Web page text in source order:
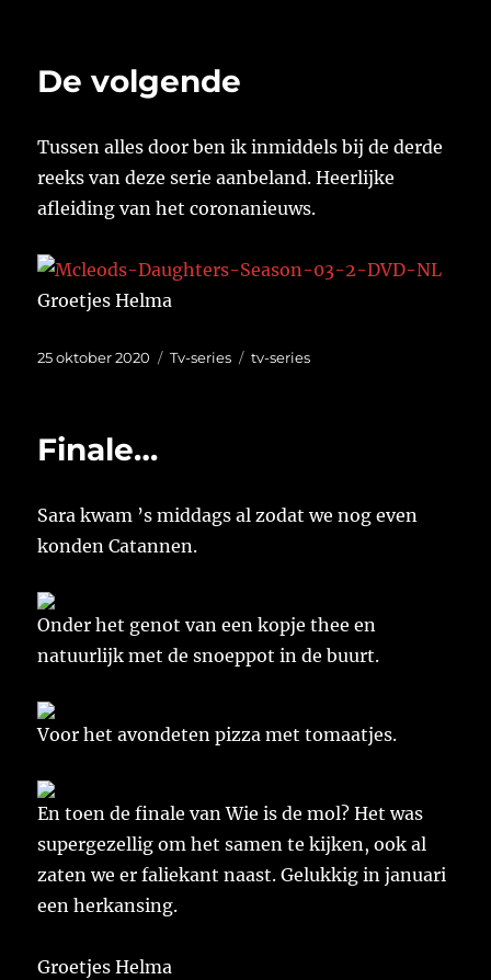
De volgende
Tussen alles door ben ik inmiddels bij de derde
reeks van deze serie aanbeland. Heerlijke
afleiding van het coronanieuws.
Groetjes Helma
Geplaatst
25 oktober 2020 Categorieën
Tv-series Tags
tv-series
Finale…
Sara kwam ’s middags al zodat we nog even
konden Catannen.
Onder het genot van een kopje thee en
natuurlijk met de snoeppot in de buurt.
Voor het avondeten pizza met tomaatjes.
En toen de finale van Wie is de mol? Het was
supergezellig om het samen te kijken, ook al
zaten we er faliekant naast. Gelukkig in januari
een herkansing.
Groetjes Helma